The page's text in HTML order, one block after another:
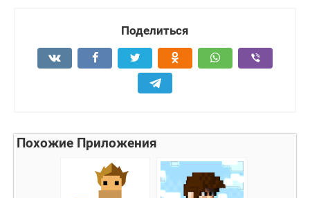
Поделиться
Похожие Приложения